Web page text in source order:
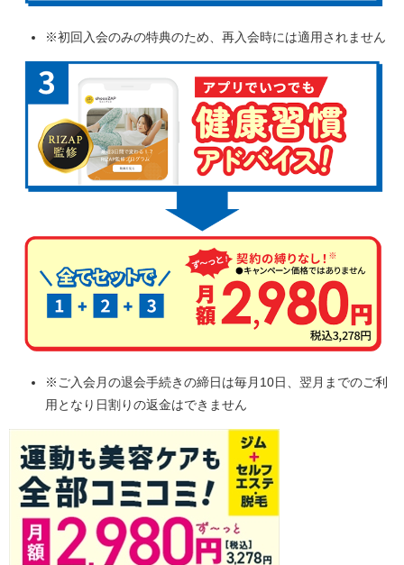
※初回入会のみの特典のため、再入会時には適用されません
※ご入会月の退会手続きの締日は毎月10日、翌月までのご利
用となり日割りの返金はできません